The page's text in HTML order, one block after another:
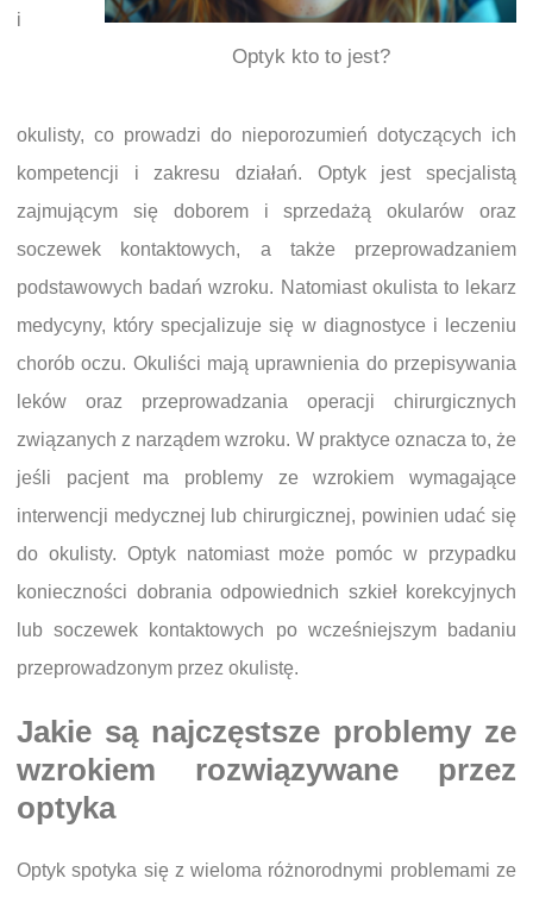
Optyk kto to jest?
i
okulisty, co prowadzi do nieporozumień dotyczących ich
kompetencji i zakresu działań. Optyk jest specjalistą
zajmującym się doborem i sprzedażą okularów oraz
soczewek kontaktowych, a także przeprowadzaniem
podstawowych badań wzroku. Natomiast okulista to lekarz
medycyny, który specjalizuje się w diagnostyce i leczeniu
chorób oczu. Okuliści mają uprawnienia do przepisywania
leków oraz przeprowadzania operacji chirurgicznych
związanych z narządem wzroku. W praktyce oznacza to, że
jeśli pacjent ma problemy ze wzrokiem wymagające
interwencji medycznej lub chirurgicznej, powinien udać się
do okulisty. Optyk natomiast może pomóc w przypadku
konieczności dobrania odpowiednich szkieł korekcyjnych
lub soczewek kontaktowych po wcześniejszym badaniu
przeprowadzonym przez okulistę.
Jakie są najczęstsze problemy ze
wzrokiem rozwiązywane przez
optyka
Optyk spotyka się z wieloma różnorodnymi problemami ze